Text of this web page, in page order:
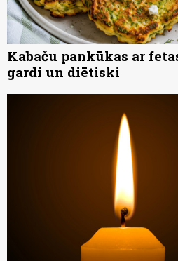
Kabaču pankūkas ar
gardi un diētiski